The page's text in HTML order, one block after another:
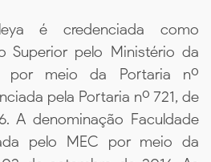
é credenciada como
Superior pelo Ministério da
por meio da Portaria nº
pela Portaria nº 721, de
A denominação Faculdade
pelo MEC por meio da